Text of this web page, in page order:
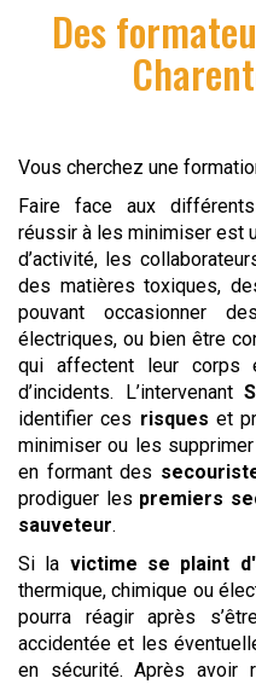
Des
Vous cherchez une
Faire face aux différents
réussir à les minimiser est
d’activité, les
des matières toxiques,
pouvant occasionner
électriques, ou bien être
qui affectent leur corps
d’incidents. L’intervenant
identifier ces risques et
minimiser ou les
en formant des
prodiguer les premiers
sauveteur.
Si la victime se plaint
thermique, chimique ou
pourra réagir après
accidentée et les
en sécurité. Après avoir